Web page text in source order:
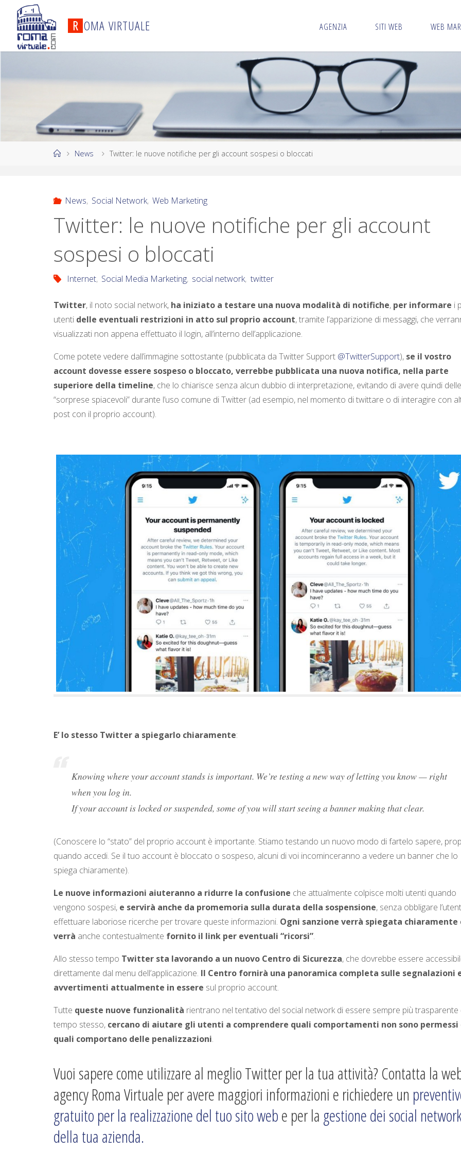
R OMA VIRTUALE AGENZIA SITI WEB WEB
News Twitter: le nuove notifiche per gli account sospesi o bloccati
News, Social Network, Web Marketing
Twitter: le nuove notifiche per gli account
sospesi o bloccati
Internet, Social Media Marketing, social network, twitter
Twitter, il noto social network, ha iniziato a testare una nuova modalità di notifiche, per informare i
utenti delle eventuali restrizioni in atto sul proprio account, tramite l’apparizione di messaggi, che
visualizzati non appena effettuato il login, all’interno dell’applicazione.
Come potete vedere dall’immagine sottostante (pubblicata da Twitter Support @TwitterSupport), se il vostro
account dovesse essere sospeso o bloccato, verrebbe pubblicata una nuova notifica, nella parte
superiore della timeline, che lo chiarisce senza alcun dubbio di interpretazione, evitando di avere quindi delle
“sorprese spiacevoli” durante l’uso comune di Twitter (ad esempio, nel momento di twittare o di interagire con
post con il proprio account).
E’ lo stesso Twitter a spiegarlo chiaramente:
Knowing where your account stands is important. We’re testing a new way of letting you know — right
when you log in.
If your account is locked or suspended, some of you will start seeing a banner making that clear.
(Conoscere lo “stato” del proprio account è importante. Stiamo testando un nuovo modo di fartelo sapere,
quando accedi. Se il tuo account è bloccato o sospeso, alcuni di voi incominceranno a vedere un banner che lo
spiega chiaramente).
Le nuove informazioni aiuteranno a ridurre la confusione che attualmente colpisce molti utenti quando
vengono sospesi, e servirà anche da promemoria sulla durata della sospensione, senza obbligare
effettuare laboriose ricerche per trovare queste informazioni. Ogni sanzione verrà spiegata chiaramente
verrà anche contestualmente fornito il link per eventuali “ricorsi”.
Allo stesso tempo Twitter sta lavorando a un nuovo Centro di Sicurezza, che dovrebbe essere
direttamente dal menu dell’applicazione. Il Centro fornirà una panoramica completa sulle segnalazioni
avvertimenti attualmente in essere sul proprio account.
Tutte queste nuove funzionalità rientrano nel tentativo del social network di essere sempre più trasparente
tempo stesso, cercano di aiutare gli utenti a comprendere quali comportamenti non sono permessi
quali comportano delle penalizzazioni.
Vuoi sapere come utilizzare al meglio Twitter per la tua attività? Contatta la
agency Roma Virtuale per avere maggiori informazioni e richiedere un
gratuito per la realizzazione del tuo sito webe per la gestione dei social
della tua azienda.